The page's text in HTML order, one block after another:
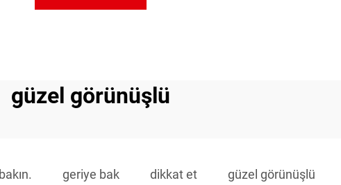
güzel görünüşlü
bakın. geriye bak dikkat et güzel görünüşlü